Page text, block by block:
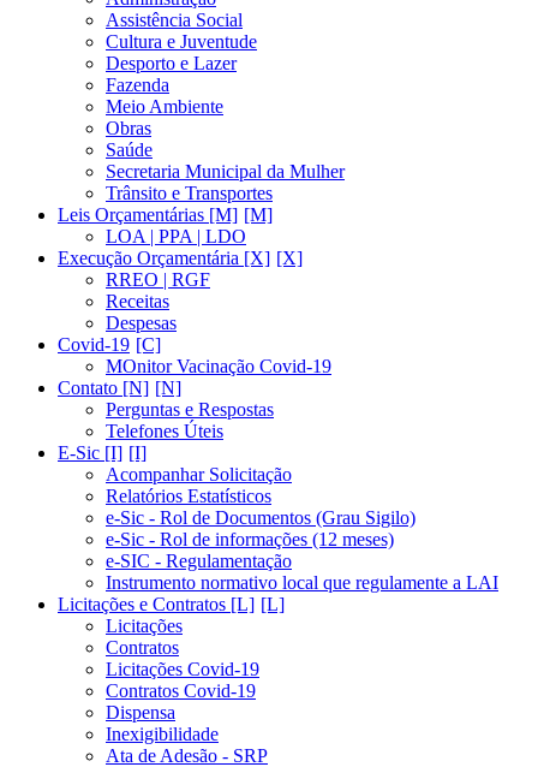
Assistência Social
Cultura e Juventude
Desporto e Lazer
Fazenda
Meio Ambiente
Obras
Saúde
Secretaria Municipal da Mulher
Trânsito e Transportes
Leis Orçamentárias [M]
LOA | PPA | LDO
Execução Orçamentária [X]
RREO | RGF
Receitas
Despesas
Covid-19
MOnitor Vacinação Covid-19
Contato [N]
Perguntas e Respostas
Telefones Úteis
E-Sic [I]
Acompanhar Solicitação
Relatórios Estatísticos
e-Sic - Rol de Documentos (Grau Sigilo)
e-Sic - Rol de informações (12 meses)
e-SIC - Regulamentação
Instrumento normativo local que regulamente a LAI
Licitações e Contratos [L]
Licitações
Contratos
Licitações Covid-19
Contratos Covid-19
Dispensa
Inexigibilidade
Ata de Adesão - SRP